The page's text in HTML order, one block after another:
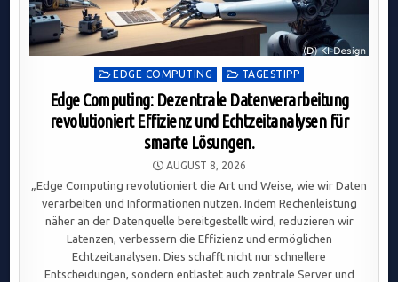
PostedEDGE COMPUTING TAGESTIPP
Edge Computing: Dezentrale Datenverarbeitung
revolutioniert Effizienz und Echtzeitanalysen für
smarte Lösungen.
AUGUST 8, 2026
„Edge Computing revolutioniert die Art und Weise, wie wir Daten
verarbeiten und Informationen nutzen. Indem Rechenleistung
näher an der Datenquelle bereitgestellt wird, reduzieren wir
Latenzen, verbessern die Effizienz und ermöglichen
Echtzeitanalysen. Dies schafft nicht nur schnellere
Entscheidungen, sondern entlastet auch zentrale Server und